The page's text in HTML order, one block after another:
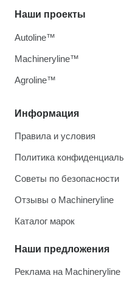
Информация
Правила и условия
Политика
Советы по безопасности
Отзывы о Machineryline
Каталог марок
Наши предложения
Реклама на Machineryline
Наши проекты
Autoline™
Machineryline™
Agroline™